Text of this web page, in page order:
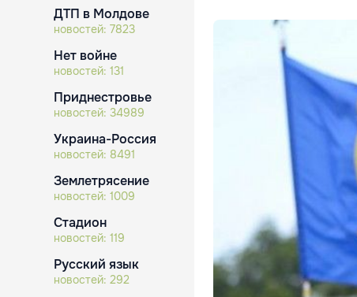
ДТП в Молдове
новостей: 7823
Нет войне
новостей: 131
Приднестровье
новостей: 34989
Украина-Россия
новостей: 8491
Землетрясение
новостей: 1009
Стадион
новостей: 119
Русский язык
новостей: 292